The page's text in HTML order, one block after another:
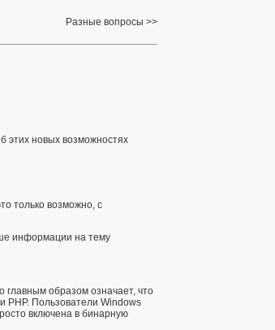
Разные вопросы
этих новых возможностях
только возможно, с
информации на тему
главным образом означает, что
PHP. Пользователи Windows
включена в бинарную